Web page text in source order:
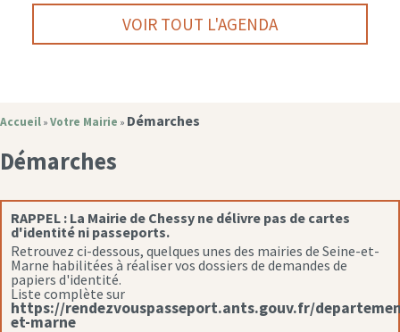
VOIR TOUT L'AGENDA
Accueil » Votre Mairie » Démarches
Démarches
RAPPEL : La Mairie de Chessy ne délivre pas de cartes
d'identité ni passeports.
Retrouvez ci-dessous, quelques unes des mairies de Seine-et-
Marne habilitées à réaliser vos dossiers de demandes de
papiers d'identité.
Liste complète sur
https://rendezvouspasseport.ants.gouv.fr/
et-marne